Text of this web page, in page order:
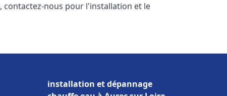
nous pour l'installation et le
installation et dépannage